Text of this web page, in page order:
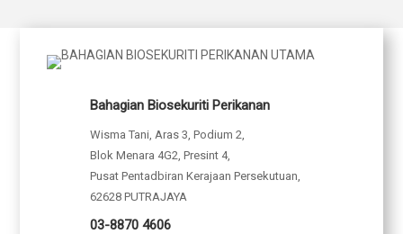
Bahagian Biosekuriti Perikanan
Wisma Tani, Aras 3, Podium 2,
Blok Menara 4G2, Presint 4,
Pusat Pentadbiran Kerajaan Persekutuan,
62628 PUTRAJAYA
03-8870 4606